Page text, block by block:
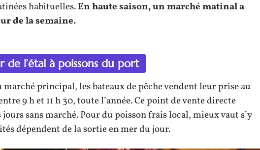
habituelles.En haute saison, un marché matinal a
de la semaine.
de l’étal à poissons du port
principal, les bateaux de pêche vendent leur prise au
9 h et 11 h 30, toute l’année. Ce point de vente directe
sans marché. Pour du poisson frais local, mieux vaut s’y
dépendent de la sortie en mer du jour.